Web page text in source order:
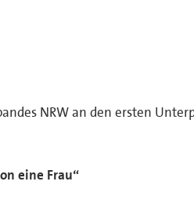
NRW an den ersten
eine Frau“